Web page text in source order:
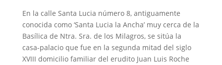
En la calle Santa Lucia número 8, antiguamente
conocida como ‘Santa Lucia la Ancha’ muy cerca de la
Basílica de Ntra. Sra. de los Milagros, se sitúa la
casa-palacio que fue en la segunda mitad del siglo
XVIII domicilio familiar del erudito Juan Luis Roche